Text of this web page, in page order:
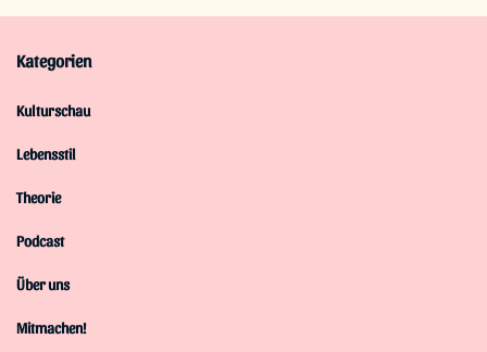
Kategorien
Kulturschau
Lebensstil
Theorie
Podcast
Über uns
Mitmachen!